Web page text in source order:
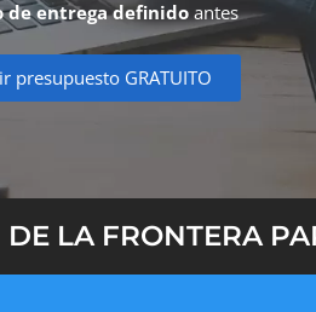
de entrega definido antes
presupuesto GRATUITO
LA FRONTERA